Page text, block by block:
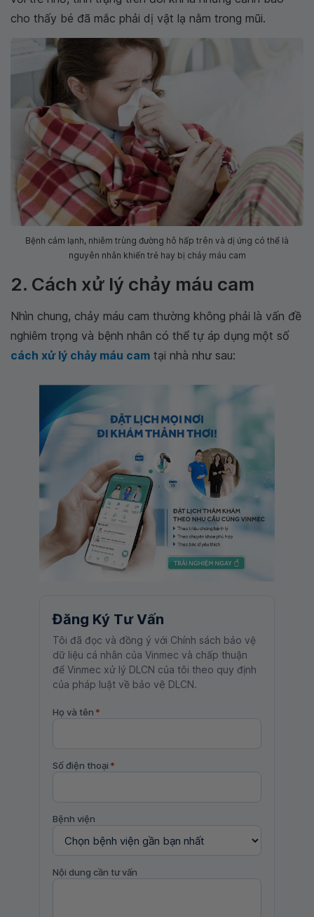
cho thấy bé đã mắc phải dị vật lạ nằm trong mũi.
Bệnh cảm lạnh, nhiễm trùng đường hô hấp trên và dị ứng có thể là
nguyên nhân khiến trẻ hay bị chảy máu cam
2. Cách xử lý chảy máu cam
Nhìn chung, chảy máu cam thường không phải là vấn đề
nghiêm trọng và bệnh nhân có thể tự áp dụng một số
cách xử lý chảy máu cam tại nhà như sau:
Đăng Ký Tư Vấn
Tôi đã đọc và đồng ý với Chính sách bảo vệ
dữ liệu cá nhân của Vinmec và chấp thuận
để Vinmec xử lý DLCN của tôi theo quy định
của pháp luật về bảo vệ DLCN.
Họ và tên *
Số điện thoại *
Bệnh viện
Nội dung cần tư vấn